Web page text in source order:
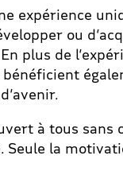
expérience
ou
plus de
à tous sans
Seule la